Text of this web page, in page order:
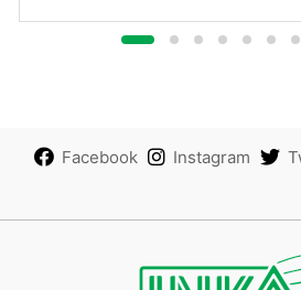
Facebook Instagram